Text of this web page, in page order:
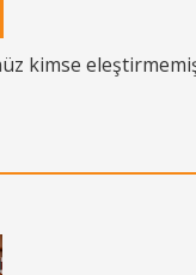
kimse